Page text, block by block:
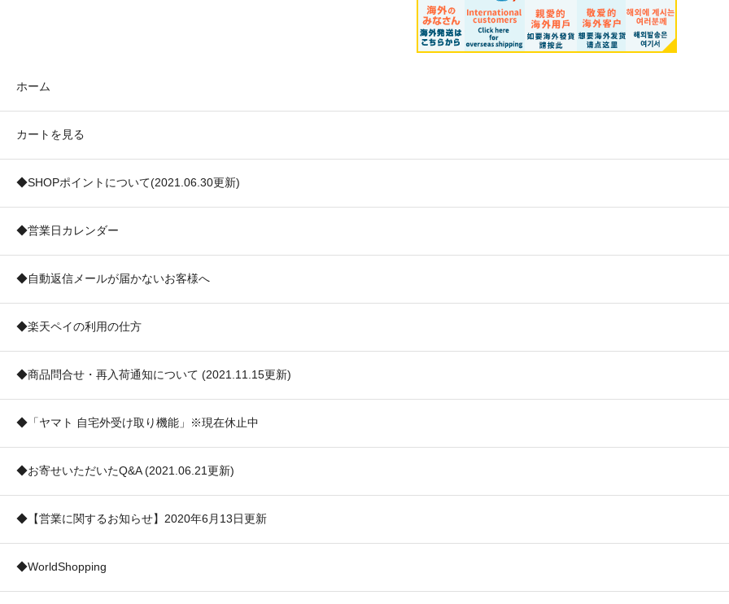
ホーム
カートを見る
◆SHOPポイントについて(2021.06.30更新)
◆営業日カレンダー
◆自動返信メールが届かないお客様へ
◆楽天ペイの利用の仕方
◆商品問合せ・再入荷通知について (2021.11.15更新)
◆「ヤマト 自宅外受け取り機能」※現在休止中
◆お寄せいただいたQ&A (2021.06.21更新)
◆【営業に関するお知らせ】2020年6月13日更新
◆WorldShopping